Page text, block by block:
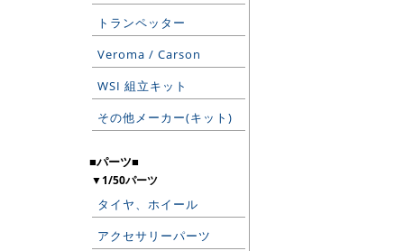
トランペッター
Veroma / Carson
WSI 組立キット
その他メーカー(キット)
■パーツ■
▼1/50パーツ
タイヤ、ホイール
アクセサリーパーツ